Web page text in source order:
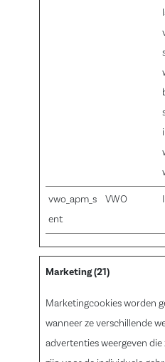
vwo_apm_s
ent
VWO
Marketing (21)
Marketingcookies worden
wanneer ze verschillende
advertenties weergeven